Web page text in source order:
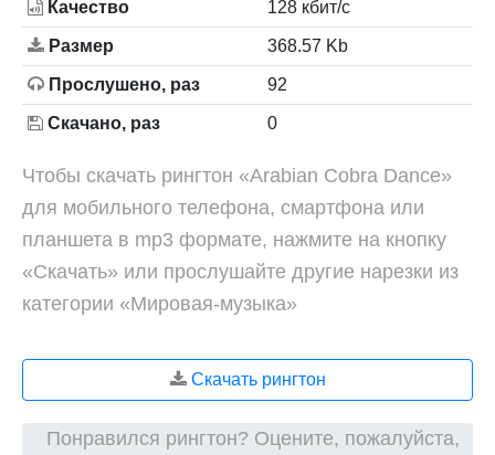
Качество 128 кбит/с
Размер 368.57 Kb
Прослушено, раз 92
Скачано, раз 0
Чтобы скачать рингтон «Arabian Cobra Dance»
для мобильного телефона, смартфона или
планшета в mp3 формате, нажмите на кнопку
«Скачать» или прослушайте другие нарезки из
категории «Мировая-музыка»
Скачать рингтон
Понравился рингтон? Оцените, пожалуйста,